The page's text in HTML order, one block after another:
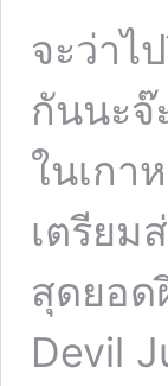
จะว่าไ
กันนะจ๊
ในเกา
เตรียม
สุดยอด
Devil